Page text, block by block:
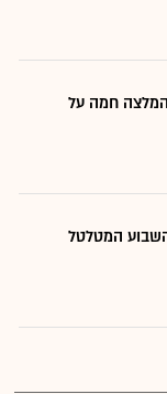
המלצה חמה על
השבוע המטלטל